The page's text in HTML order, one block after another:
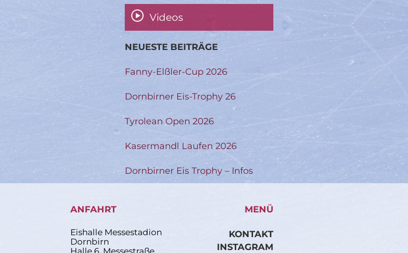
Videos
NEUESTE BEITRÄGE
Fanny-Elßler-Cup 2026
Dornbirner Eis-Trophy 26
Tyrolean Open 2026
Kasermandl Laufen 2026
Dornbirner Eis Trophy – Infos
ANFAHRT
Eishalle Messestadion
Dornbirn
Halle 6, Messestraße
MENÜ
KONTAKT
INSTAGRAM